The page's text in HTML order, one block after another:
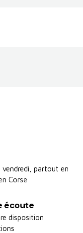
vendredi, partout en
Corse
écoute
disposition